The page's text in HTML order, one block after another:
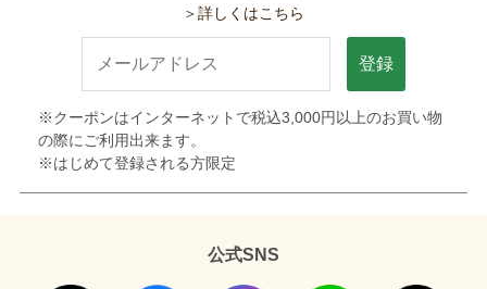
＞詳しくはこちら
登録
※クーポンはインターネットで税込3,000円以上のお買い物
の際にご利用出来ます。
※はじめて登録される方限定
公式SNS